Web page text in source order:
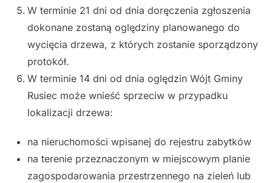
W terminie 21 dni od dnia doręczenia zgłoszenia
dokonane zostaną oględziny planowanego do
wycięcia drzewa, z których zostanie sporządzony
protokół.
W terminie 14 dni od dnia oględzin Wójt Gminy
Rusiec może wnieść sprzeciw w przypadku
lokalizacji drzewa:
na nieruchomości wpisanej do rejestru zabytków
na terenie przeznaczonym w miejscowym planie
zagospodarowania przestrzennego na zieleń lub